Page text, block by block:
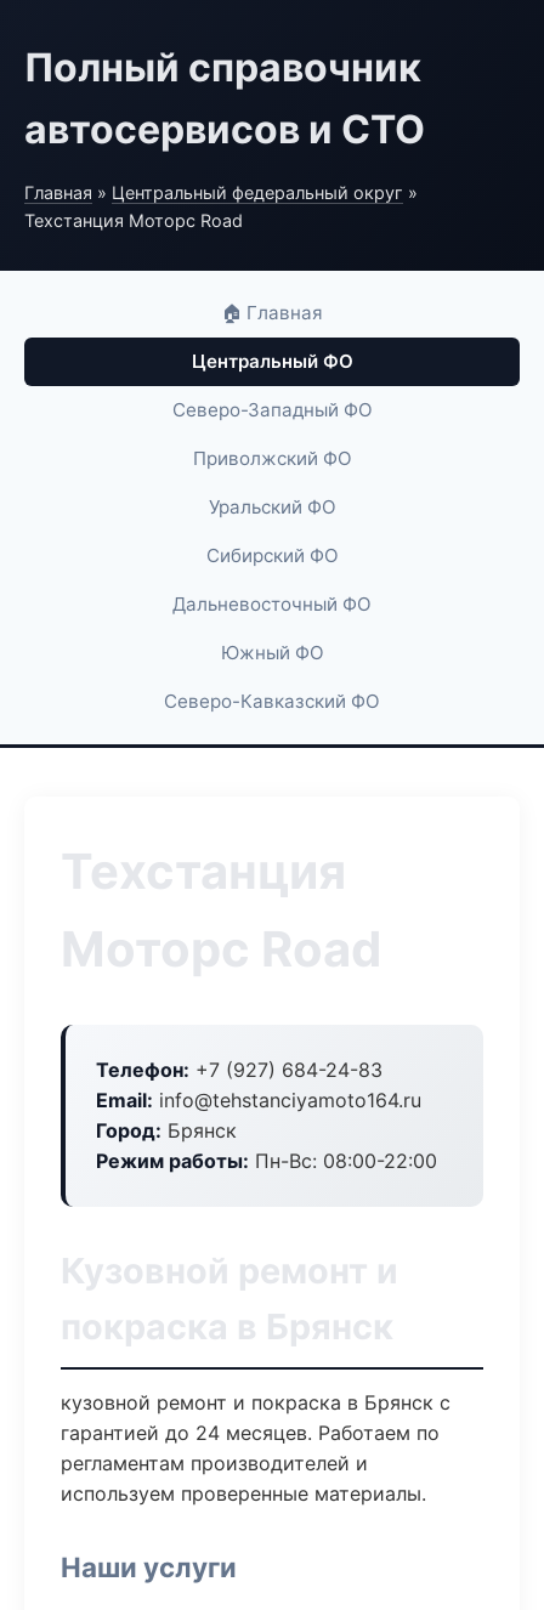
Полный справочник
автосервисов и СТО
Главная » Центральный федеральный округ »
Техстанция Моторс Road
🏠 Главная
Центральный ФО
Северо-Западный ФО
Приволжский ФО
Уральский ФО
Сибирский ФО
Дальневосточный ФО
Южный ФО
Северо-Кавказский ФО
Техстанция
Моторс Road
Телефон: +7 (927) 684-24-83
Email: info@tehstanciyamoto164.ru
Город: Брянск
Режим работы: Пн-Вс: 08:00-22:00
Кузовной ремонт и
покраска в Брянск
кузовной ремонт и покраска в Брянск с
гарантией до 24 месяцев. Работаем по
регламентам производителей и
используем проверенные материалы.
Наши услуги